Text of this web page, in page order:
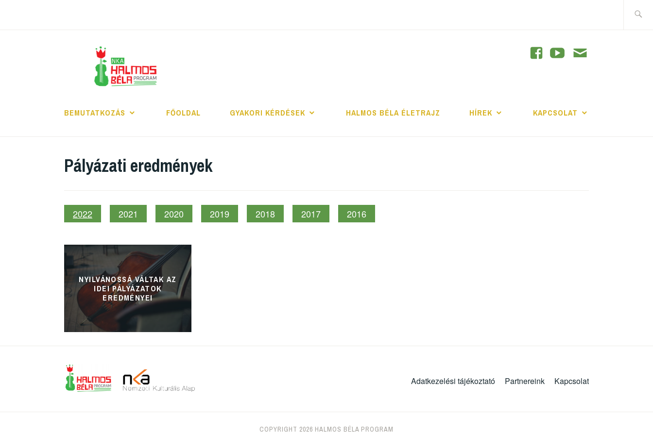
BEMUTATKOZÁS FŐOLDAL GYAKORI KÉRDÉSEK HALMOS BÉLA ÉLETRAJZ HÍREK KAPCSOLAT
Pályázati eredmények
2022 2021 2020 2019 2018 2017 2016
NYILVÁNOSSÁ VÁLTAK AZ
IDEI PÁLYÁZATOK
EREDMÉNYEI
Adatkezelési tájékoztató Partnereink Kapcsolat
COPYRIGHT 2026 HALMOS BÉLA PROGRAM